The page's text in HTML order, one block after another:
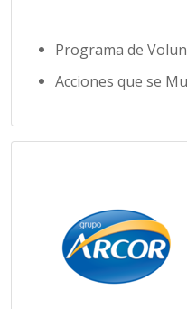
Programa de
Acciones que se